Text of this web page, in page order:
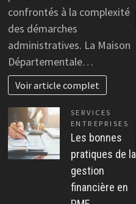
confrontés à la complexité
des démarches
administratives. La Maison
Départementale…
Voir article complet
SERVICES
ENTREPRISES
Les bonnes
pratiques de la
gestion
financière en